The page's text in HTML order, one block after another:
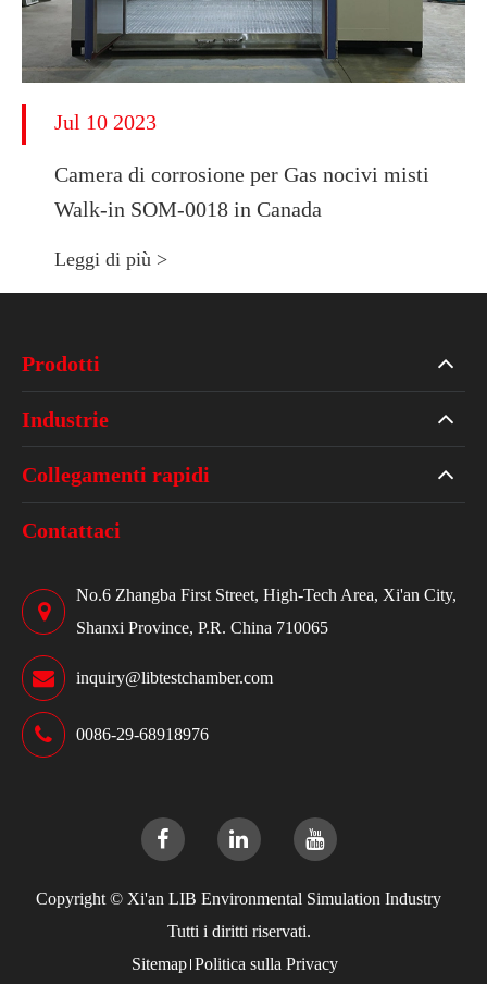
Jul 10 2023
Camera di corrosione per Gas nocivi misti
Walk-in SOM-0018 in Canada
Leggi di più >
Prodotti
Industrie
Collegamenti rapidi
Contattaci
No.6 Zhangba First Street, High-Tech Area, Xi'an City,
Shanxi Province, P.R. China 710065
inquiry@libtestchamber.com
0086-29-68918976
Copyright © Xi'an LIB Environmental Simulation Industry
Tutti i diritti riservati.
Sitemap Politica sulla Privacy